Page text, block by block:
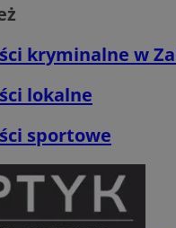
kryminalne w
lokalne
sportowe